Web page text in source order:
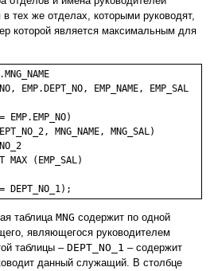
тех же отделах, которыми руководят,
которой является максимальным для
EMP.DEPT_NO, EMP_NAME, EMP_SAL
EMP.EMP_NO)
MNG_NAME, MNG_SAL)
MAX (EMP_SAL)
таблицаMNG содержит по одной
являющегося руководителем
таблицы – DEPT_NO_1 – содержит
данный служащий. В столбце